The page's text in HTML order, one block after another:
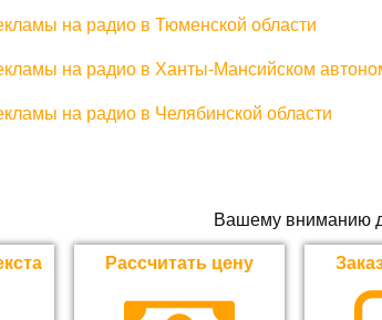
на радио в Тюменской области
на радио в Ханты-Мансийском
на радио в Челябинской области
Вашему вниманию
Рассчитать цену